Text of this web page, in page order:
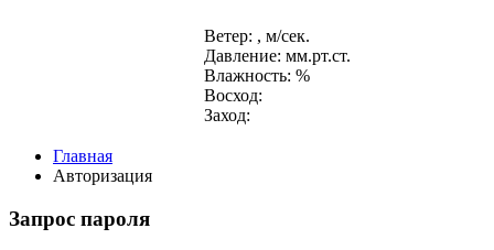
Ветер: , м/сек.
Давление: мм.рт.ст.
Влажность: %
Восход:
Заход:
Главная
Авторизация
Запрос пароля